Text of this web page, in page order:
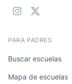
PARA PADRES
Buscar escuelas
Mapa de escuelas